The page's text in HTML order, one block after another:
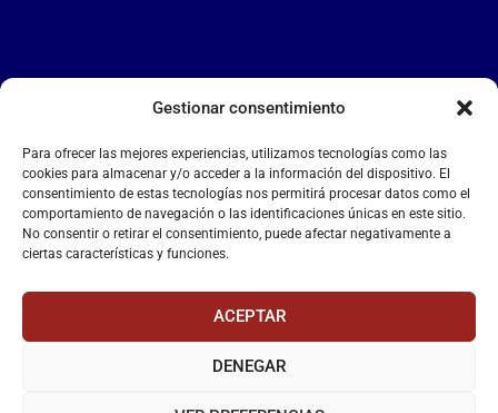
Gestionar consentimiento
Para ofrecer las mejores experiencias, utilizamos tecnologías como las
cookies para almacenar y/o acceder a la información del dispositivo. El
consentimiento de estas tecnologías nos permitirá procesar datos como el
comportamiento de navegación o las identificaciones únicas en este sitio.
No consentir o retirar el consentimiento, puede afectar negativamente a
ciertas características y funciones.
ACEPTAR
DENEGAR
LA FALANGE
Reproductor
de
vídeo